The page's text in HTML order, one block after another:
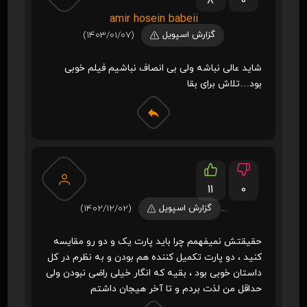
amir hosein babeii
گزارش اسپویل (1403/01/07)
شاید عالی نباشه ولی بی انصاف نباشیم فیلم خوبی
بود…تلاش برای بقا
11
0
...
گزارش اسپویل (1402/12/02)
حقیقتش نمیفهمم چرا باید پارت یک و دو رو مقایسه
کنید ، دو پارت تکمیل کننده هم بودن و به نظرم در کل
داستان خوبی بود ، بقیه که انگار خیلی راضی نبودن ولی
حداقل من لذت بردم و تا آخر هیجان داشتم